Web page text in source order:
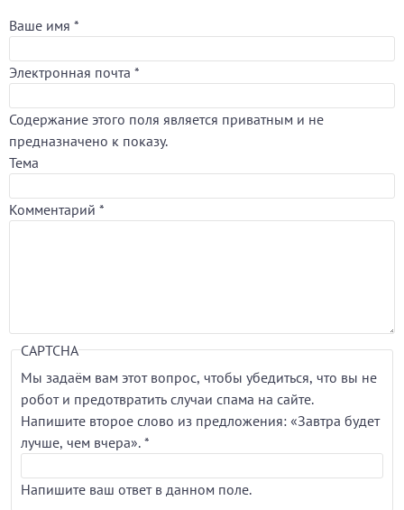
Ваше имя *
Электронная почта *
Содержание этого поля является приватным и не
предназначено к показу.
Тема
Комментарий *
CAPTCHA
Мы задаём вам этот вопрос, чтобы убедиться, что вы не
робот и предотвратить случаи спама на сайте.
Напишите второе слово из предложения: «Завтра будет
лучше, чем вчера». *
Напишите ваш ответ в данном поле.